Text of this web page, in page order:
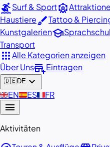
surfingSurf & Sportattractions
HaustierebrushTattoo &
Kunstgalerienschool
Transport
appsAlle Kategorien anzeigen
Über Unsadd_businessEintragen
🇩🇪DE expand_more
🇬🇧EN🇪🇸ES🇫🇷FR
menu
Aktivitäten